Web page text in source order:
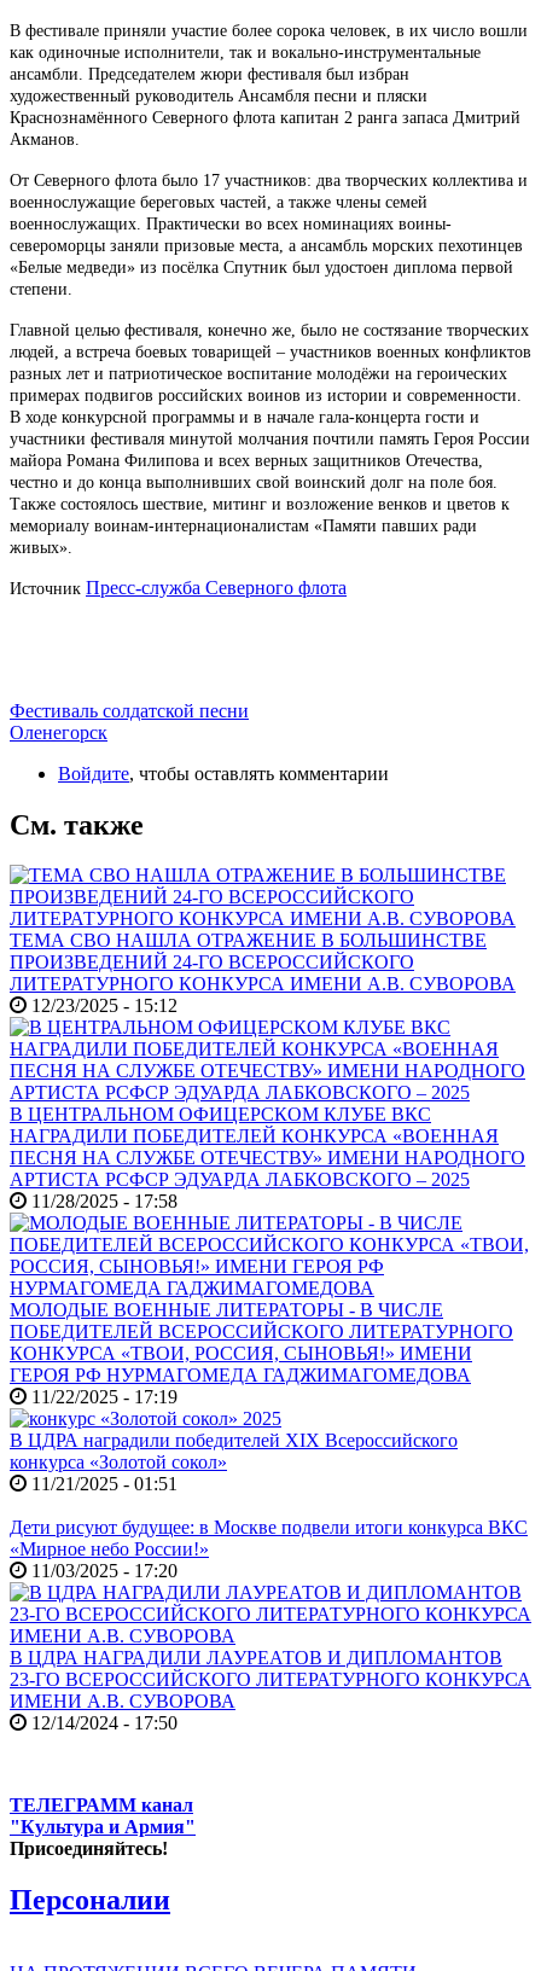
В фестивале приняли участие более сорока человек, в их число вошли
как одиночные исполнители, так и вокально-инструментальные
ансамбли. Председателем жюри фестиваля был избран
художественный руководитель Ансамбля песни и пляски
Краснознамённого Северного флота капитан 2 ранга запаса Дмитрий
Акманов.
От Северного флота было 17 участников: два творческих коллектива и
военнослужащие береговых частей, а также члены семей
военнослужащих. Практически во всех номинациях воины-
североморцы заняли призовые места, а ансамбль морских пехотинцев
«Белые медведи» из посёлка Спутник был удостоен диплома первой
степени.
Главной целью фестиваля, конечно же, было не состязание творческих
людей, а встреча боевых товарищей – участников военных конфликтов
разных лет и патриотическое воспитание молодёжи на героических
примерах подвигов российских воинов из истории и современности.
В ходе конкурсной программы и в начале гала-концерта гости и
участники фестиваля минутой молчания почтили память Героя России
майора Романа Филипова и всех верных защитников Отечества,
честно и до конца выполнивших свой воинский долг на поле боя.
Также состоялось шествие, митинг и возложение венков и цветов к
мемориалу воинам-интернационалистам «Памяти павших ради
живых».
Источник Пресс-служба Северного флота
Фестиваль солдатской песни
Оленегорск
Войдите, чтобы оставлять комментарии
См. также
ТЕМА СВО НАШЛА ОТРАЖЕНИЕ В БОЛЬШИНСТВЕ
ПРОИЗВЕДЕНИЙ 24-ГО ВСЕРОССИЙСКОГО
ЛИТЕРАТУРНОГО КОНКУРСА ИМЕНИ А.В. СУВОРОВА
12/23/2025 - 15:12
В ЦЕНТРАЛЬНОМ ОФИЦЕРСКОМ КЛУБЕ ВКС
НАГРАДИЛИ ПОБЕДИТЕЛЕЙ КОНКУРСА «ВОЕННАЯ
ПЕСНЯ НА СЛУЖБЕ ОТЕЧЕСТВУ» ИМЕНИ НАРОДНОГО
АРТИСТА РСФСР ЭДУАРДА ЛАБКОВСКОГО – 2025
11/28/2025 - 17:58
МОЛОДЫЕ ВОЕННЫЕ ЛИТЕРАТОРЫ - В ЧИСЛЕ
ПОБЕДИТЕЛЕЙ ВСЕРОССИЙСКОГО ЛИТЕРАТУРНОГО
КОНКУРСА «ТВОИ, РОССИЯ, СЫНОВЬЯ!» ИМЕНИ
ГЕРОЯ РФ НУРМАГОМЕДА ГАДЖИМАГОМЕДОВА
11/22/2025 - 17:19
В ЦДРА наградили победителей XIX Всероссийского
конкурса «Золотой сокол»
11/21/2025 - 01:51
Дети рисуют будущее: в Москве подвели итоги конкурса ВКС
«Мирное небо России!»
11/03/2025 - 17:20
В ЦДРА НАГРАДИЛИ ЛАУРЕАТОВ И ДИПЛОМАНТОВ
23-ГО ВСЕРОССИЙСКОГО ЛИТЕРАТУРНОГО КОНКУРСА
ИМЕНИ А.В. СУВОРОВА
12/14/2024 - 17:50
ТЕЛЕГРАММ канал
"Культура и Армия"
Присоединяйтесь!
Персоналии